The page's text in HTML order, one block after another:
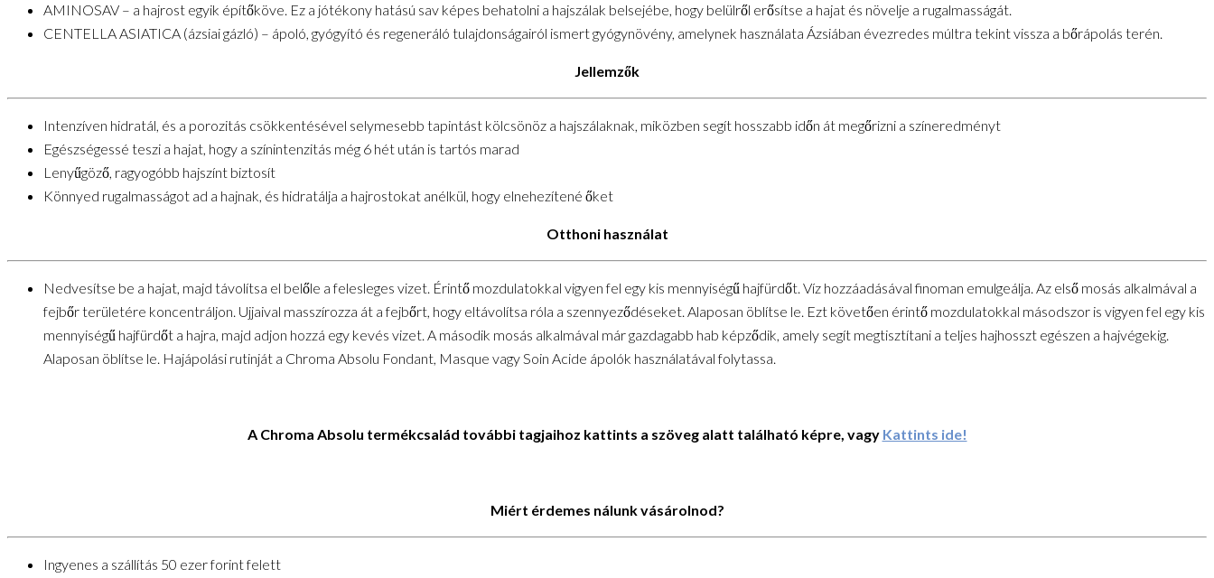
AMINOSAV – a hajrost egyik építőköve. Ez a jótékony hatású sav képes behatolni a hajszálak belsejébe, hogy belülről erősítse a hajat és növelje a rugalmasságát.
CENTELLA ASIATICA (ázsiai gázló) – ápoló, gyógyító és regeneráló tulajdonságairól ismert gyógynövény, amelynek használata Ázsiában évezredes múltra tekint vissza a bőrápolás terén.
Jellemzők
Intenzíven hidratál, és a porozitás csökkentésével selymesebb tapintást kölcsönöz a hajszálaknak, miközben segít hosszabb időn át megőrizni a színeredményt
Egészségessé teszi a hajat, hogy a színintenzitás még 6 hét után is tartós marad
Lenyűgöző, ragyogóbb hajszínt biztosít
Könnyed rugalmasságot ad a hajnak, és hidratálja a hajrostokat anélkül, hogy elnehezítené őket
Otthoni használat
Nedvesítse be a hajat, majd távolítsa el belőle a felesleges vizet. Érintő mozdulatokkal vigyen fel egy kis mennyiségű hajfürdőt. Víz hozzáadásával finoman emulgeálja. Az első mosás alkalmával a
fejbőr területére koncentráljon. Ujjaival masszírozza át a fejbőrt, hogy eltávolítsa róla a szennyeződéseket. Alaposan öblítse le. Ezt követően érintő mozdulatokkal másodszor is vigyen fel egy kis
mennyiségű hajfürdőt a hajra, majd adjon hozzá egy kevés vizet. A második mosás alkalmával már gazdagabb hab képződik, amely segít megtisztítani a teljes hajhosszt egészen a hajvégekig.
Alaposan öblítse le. Hajápolási rutinját a Chroma Absolu Fondant, Masque vagy Soin Acide ápolók használatával folytassa.
A Chroma Absolu termékcsalád további tagjaihoz kattints a szöveg alatt található képre, vagy Kattints ide!
Miért érdemes nálunk vásárolnod?
Ingyenes a szállítás 50 ezer forint felett